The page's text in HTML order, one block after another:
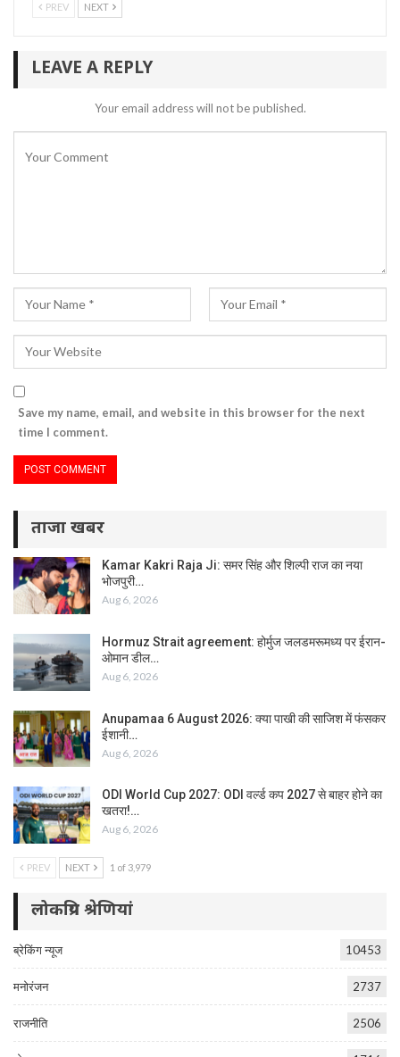
PREV NEXT
LEAVE A REPLY
Your email address will not be published.
Save my name, email, and website in this browser for the next
time I comment.
ताजा खबर
Kamar Kakri Raja Ji: समर सिंह और शिल्पी राज का नया
भोजपुरी…
Aug 6, 2026
Hormuz Strait agreement: होर्मुज जलडमरूमध्य पर ईरान-
ओमान डील…
Aug 6, 2026
Anupamaa 6 August 2026: क्या पाखी की साजिश में फंसकर
ईशानी…
Aug 6, 2026
ODI World Cup 2027: ODI वर्ल्ड कप 2027 से बाहर होने का
खतरा!…
Aug 6, 2026
PREV NEXT 1 of 3,979
लोकप्रिय श्रेणियां
ब्रेकिंग न्यूज 10453
मनोरंजन 2737
राजनीति 2506